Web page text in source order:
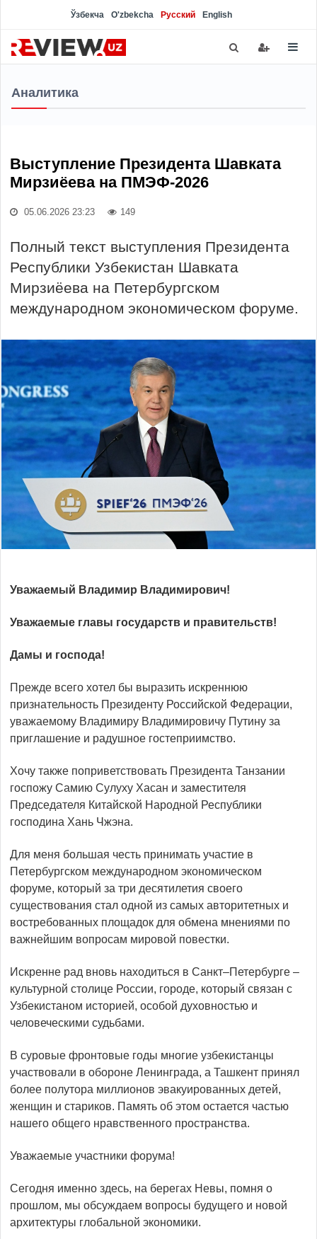
Ўзбекча O'zbekcha Русский English
Аналитика
Выступление Президента Шавката
Мирзиёева на ПМЭФ-2026
05.06.2026 23:23 149
Полный текст выступления Президента
Республики Узбекистан Шавката
Мирзиёева на Петербургском
международном экономическом форуме.
Уважаемый Владимир Владимирович!
Уважаемые главы государств и правительств!
Дамы и господа!
Прежде всего хотел бы выразить искреннюю
признательность Президенту Российской Федерации,
уважаемому Владимиру Владимировичу Путину за
приглашение и радушное гостеприимство.
Хочу также поприветствовать Президента Танзании
госпожу Самию Сулуху Хасан и заместителя
Председателя Китайской Народной Республики
господина Хань Чжэна.
Для меня большая честь принимать участие в
Петербургском международном экономическом
форуме, который за три десятилетия своего
существования стал одной из самых авторитетных и
востребованных площадок для обмена мнениями по
важнейшим вопросам мировой повестки.
Искренне рад вновь находиться в Санкт–Петербурге –
культурной столице России, городе, который связан с
Узбекистаном историей, особой духовностью и
человеческими судьбами.
В суровые фронтовые годы многие узбекистанцы
участвовали в обороне Ленинграда, а Ташкент принял
более полутора миллионов эвакуированных детей,
женщин и стариков. Память об этом остается частью
нашего общего нравственного пространства.
Уважаемые участники форума!
Сегодня именно здесь, на берегах Невы, помня о
прошлом, мы обсуждаем вопросы будущего и новой
архитектуры глобальной экономики.